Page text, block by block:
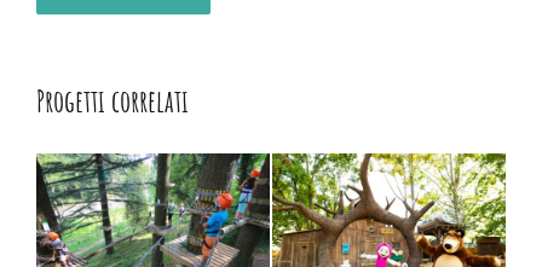
Progetti correlati